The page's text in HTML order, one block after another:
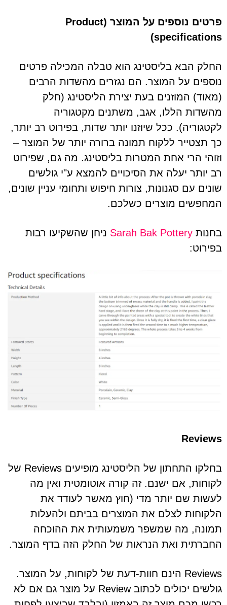
פרטים נוספים על המוצר (Product
specifications)
החלק הבא בליסטינג הוא טבלה המכילה פרטים
נוספים על המוצר. הם נגזרים מהשדות הרבים
(מאוד) המוזנים בעת יצירת הליסטינג (חלק
מהשדות הללו, אגב, משתנים מקטגוריה
לקטגוריה). ככל שיוזנו יותר שדות, בפירוט רב יותר,
כך תצטייר ללקוח תמונה ברורה יותר של המוצר –
וזוהי הרי אחת המטרות בליסטינג. מה גם, שפירוט
רב יותר יעלה את הסיכויים להמצא ע"י גולשים
שונים עם סגנונות, צורות חיפוש ותחומי עניין שונים,
המחפשים מוצרים כשלכם.
בחנות Sarah Bak Potteryניחן שהשקיעו רבות
בפירוט:
Reviews
בחלקו התחתון של הליסטינג מופיעים Reviews של
לקוחות, אם ישנם. זה קורה אוטומטית ואין מה
לעשות שם יותר מדי (חוץ מאשר לעודד את
הלקוחות לצלם את המוצרים בביתם ולהעלות
תמונה, מה שמשפר משמעותית את ההוכחה
החברתית ואת הנראות של החלק הזה בדף המוצר.
Reviews הינם חוות-דעת של לקוחות, על המוצר.
גולשים יכולים לכתוב Review על מוצר גם אם לא